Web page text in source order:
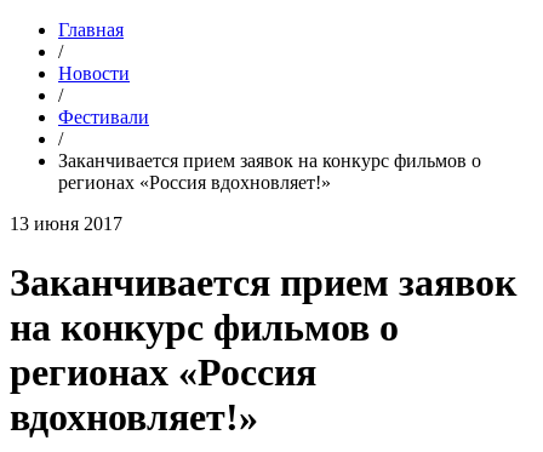
Главная
/
Новости
/
Фестивали
/
Заканчивается прием заявок на конкурс фильмов о
регионах «Россия вдохновляет!»
13 июня 2017
Заканчивается прием заявок
на конкурс фильмов о
регионах «Россия
вдохновляет!»